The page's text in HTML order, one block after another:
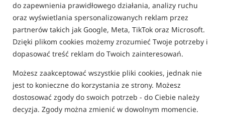
do zapewnienia prawidłowego działania, analizy ruchu
oraz wyświetlania spersonalizowanych reklam przez
partnerów takich jak Google, Meta, TikTok oraz Microsoft.
Dzięki plikom cookies możemy zrozumieć Twoje potrzeby i
dopasować treść reklam do Twoich zainteresowań.
Możesz zaakceptować wszystkie pliki cookies, jednak nie
jest to konieczne do korzystania ze strony. Możesz
dostosować zgody do swoich potrzeb - do Ciebie należy
decyzja. Zgody można zmienić w dowolnym momencie.
FILTRUJ
PRODUKTY NAWIPOLAND